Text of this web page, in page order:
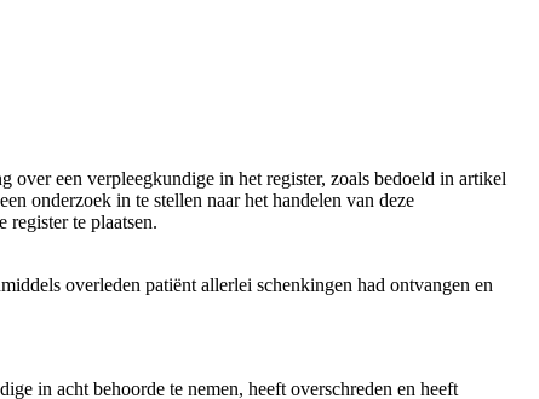
een verpleegkundige in het register, zoals bedoeld in artikel
onderzoek in te stellen naar het handelen van deze
register te plaatsen.
overleden patiënt allerlei schenkingen had ontvangen en
in acht behoorde te nemen, heeft overschreden en heeft